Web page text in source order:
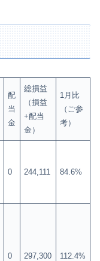
配
当
金
総損益
（損益
+配当
金）
1月比
（ご参
考）
0 244,111 84.6%
0 297,300 112.4%